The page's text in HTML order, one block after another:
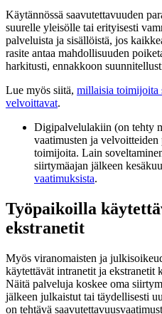
Käytännössä saavutettavuuden
suurelle yleisölle tai erityisesti
palveluista ja sisällöistä, jos
rasite antaa mahdollisuuden
harkitusti, ennakkoon
Lue myös siitä, millaisia toimijoita
velvoittavat.
Digipalvelulakiin (on tehty
vaatimusten ja
toimijoita. Lain
siirtymäajan jälkeen
vaatimuksista.
Työpaikoilla
ekstranetit
Myös viranomaisten ja
käytettävät intranetit ja
Näitä palveluja koskee oma
jälkeen julkaistut tai täydellisesti
on tehtävä